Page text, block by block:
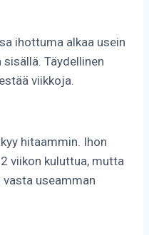
ihottuma alkaa usein
Täydellinen
viikkoja.
hitaammin. Ihon
viikon kuluttua, mutta
useamman